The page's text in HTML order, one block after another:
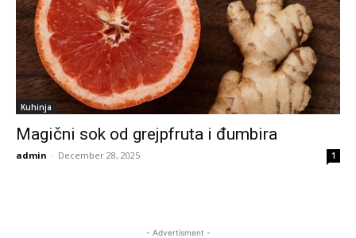
Kuhinja
Magični sok od grejpfruta i đumbira
admin - December 28, 2025 1
- Advertisment -